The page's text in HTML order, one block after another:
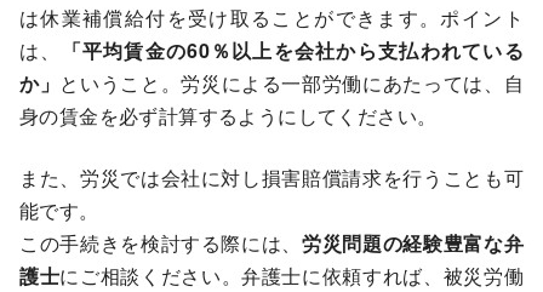
は休業補償給付を受け取ることができます。ポイント
は、
「平均賃金の60％以上を会社から支払われている
か」 ということ。労災による一部労働にあたっては、自
身の賃金を必ず計算するようにしてください。
また、労災では会社に対し損害賠償請求を行うことも可
能です。
この手続きを検討する際には、労災問題の経験豊富な弁
護士にご相談ください。弁護士に依頼すれば、被災労働